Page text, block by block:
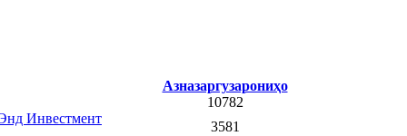
Азназаргузарониҳо
10782
Инвестмент
3581